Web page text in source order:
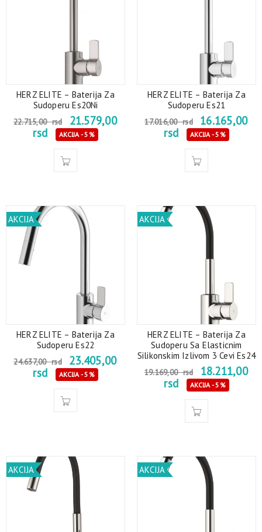
HERZ ELITE – Baterija Za
Sudoperu Es20Ni
22.715,00rsd
21.579,00
rsd
AKCIJA - 5%
HERZ ELITE – Baterija Za
Sudoperu Es21
17.016,00rsd
16.165,00
rsd
AKCIJA - 5%
AKCIJA
HERZ ELITE – Baterija Za
Sudoperu Es22
24.637,00rsd
23.405,00
rsd
AKCIJA - 5%
AKCIJA
HERZ ELITE – Baterija Za
Sudoperu Sa Elasticnim
Silikonskim Izlivom 3 Cevi Es24
19.169,00rsd
18.211,00
rsd
AKCIJA - 5%
AKCIJA AKCIJA